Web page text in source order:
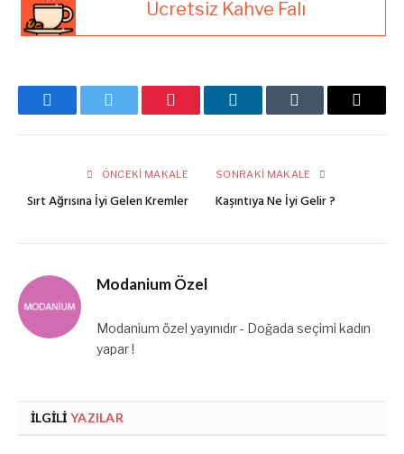
Ücretsiz Kahve Falı
FacebookTwitter Pinterest LinkedInTumblr
E-
ÖNCEKI MAKALE
Sırt Ağrısına İyi Gelen Kremler
SONRAKI MAKALE
Kaşıntıya Ne İyi Gelir ?
Modanium Özel
Modanium özel yayınıdır - Doğada seçimi kadın
yapar !
İLGILI YAZILAR